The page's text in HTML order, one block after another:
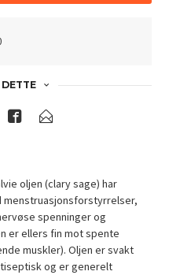
DETTE
oljen (clary sage) har
spenninger og
er ellers fin mot spente
muskler). Oljen er svakt
og er generelt